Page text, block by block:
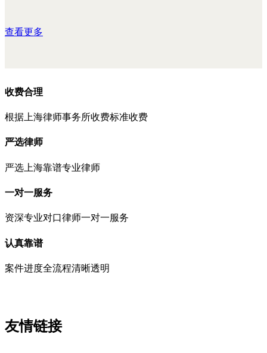
查看更多
收费合理
根据上海律师事务所收费标准收费
严选律师
严选上海靠谱专业律师
一对一服务
资深专业对口律师一对一服务
认真靠谱
案件进度全流程清晰透明
友情链接